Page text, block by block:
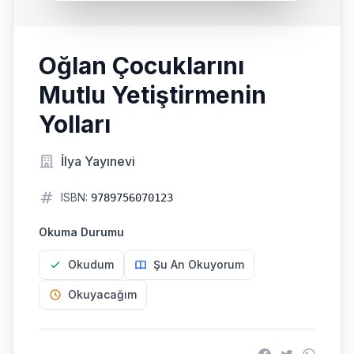
Oğlan Çocuklarını
Mutlu Yetiştirmenin
Yolları
İlya Yayınevi
ISBN: 9789756070123
Okuma Durumu
Okudum Şu An Okuyorum
Okuyacağım